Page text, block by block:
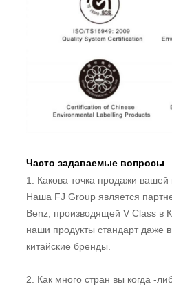
Часто задаваемые вопросы
1. Какова точка продажи
Наша FJ Group является
Benz, производящей V Class в
наши продукты стандарт даже
китайские бренды.
2. Как много стран вы когда -